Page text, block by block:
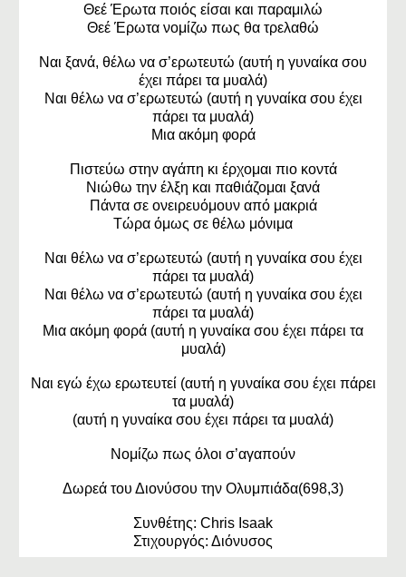
Θεέ Έρωτα ποιός είσαι και παραμιλώ
Θεέ Έρωτα νομίζω πως θα τρελαθώ
Ναι ξανά, θέλω να σ’ερωτευτώ (αυτή η γυναίκα σου
έχει πάρει τα μυαλά)
Ναι θέλω να σ’ερωτευτώ (αυτή η γυναίκα σου έχει
πάρει τα μυαλά)
Μια ακόμη φορά
Πιστεύω στην αγάπη κι έρχομαι πιο κοντά
Νιώθω την έλξη και παθιάζομαι ξανά
Πάντα σε ονειρευόμουν από μακριά
Τώρα όμως σε θέλω μόνιμα
Ναι θέλω να σ’ερωτευτώ (αυτή η γυναίκα σου έχει
πάρει τα μυαλά)
Ναι θέλω να σ’ερωτευτώ (αυτή η γυναίκα σου έχει
πάρει τα μυαλά)
Μια ακόμη φορά (αυτή η γυναίκα σου έχει πάρει τα
μυαλά)
Ναι εγώ έχω ερωτευτεί (αυτή η γυναίκα σου έχει πάρει
τα μυαλά)
(αυτή η γυναίκα σου έχει πάρει τα μυαλά)
Νομίζω πως όλοι σ’αγαπούν
Δωρεά του Διονύσου την Ολυμπιάδα(698,3)
Συνθέτης: Chris Isaak
Στιχουργός: Διόνυσος